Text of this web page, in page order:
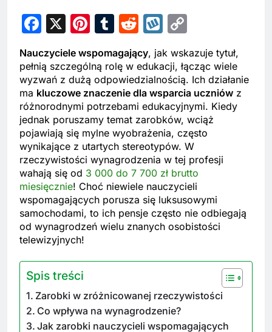
Facebook
X Pinterest
Tumblr
RedditWykop
Link
Nauczyciele wspomagający, jak wskazuje tytuł,
pełnią szczególną rolę w edukacji, łącząc wiele
wyzwań z dużą odpowiedzialnością. Ich działanie
ma kluczowe znaczenie dla wsparcia uczniów z
różnorodnymi potrzebami edukacyjnymi. Kiedy
jednak poruszamy temat zarobków, wciąż
pojawiają się mylne wyobrażenia, często
wynikające z utartych stereotypów. W
rzeczywistości wynagrodzenia w tej profesji
wahają się od 3 000 do 7 700 zł brutto
miesięcznie! Choć niewiele nauczycieli
wspomagających porusza się luksusowymi
samochodami, to ich pensje często nie odbiegają
od wynagrodzeń wielu znanych osobistości
telewizyjnych!
Spis treści
Zarobki w zróżnicowanej rzeczywistości
Co wpływa na wynagrodzenie?
Jak zarobki nauczycieli wspomagających